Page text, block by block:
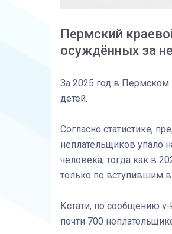
Пермский
осуждённых за
За 2025 год в Пермском
детей.
Согласно статистике,
неплательщиков упало
человека, тогда как в
только по вступившим
Кстати, по сообщению
почти 700